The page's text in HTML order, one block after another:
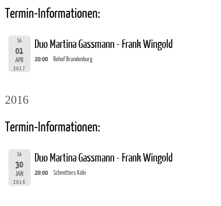
Termin-Informationen:
SA
01
APR
2017
Duo Martina Gassmann - Frank Wingold
20:00 Rehof Brandenburg
2016
Termin-Informationen:
SA
30
JAN
2016
Duo Martina Gassmann - Frank Wingold
20:00 Schmitters Köln